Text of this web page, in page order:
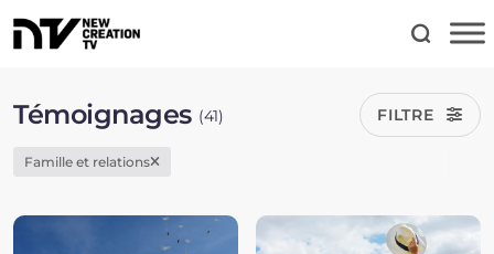
Témoignages (41) FILTRE
Famille et relations